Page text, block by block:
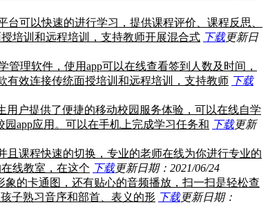
可以快速的进行学习，提供课程评价、课程反思、
培训和远程培训，支持教师开展混合式 下载更新日
理软件，使用app可以在线查看签到人数及时间，
有效连接传统面授培训和远程培训，支持教师 下载
户提供了便捷的移动校园服务体验，可以在线自学
app应用。可以在手机上完成学习任务和 下载更新
课程快速的切换，专业的老师在线为你进行专业的
线教室，在这个 下载更新日期：2021/06/24
的卡通图，还有贴心的音频播放，扫一扫是轻松查
子熟习音序和部首、表义的形 下载更新日期：